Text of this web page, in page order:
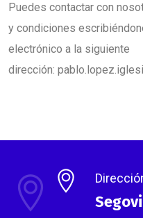
Puedes contactar con
y condiciones
electrónico a la siguiente
dirección: